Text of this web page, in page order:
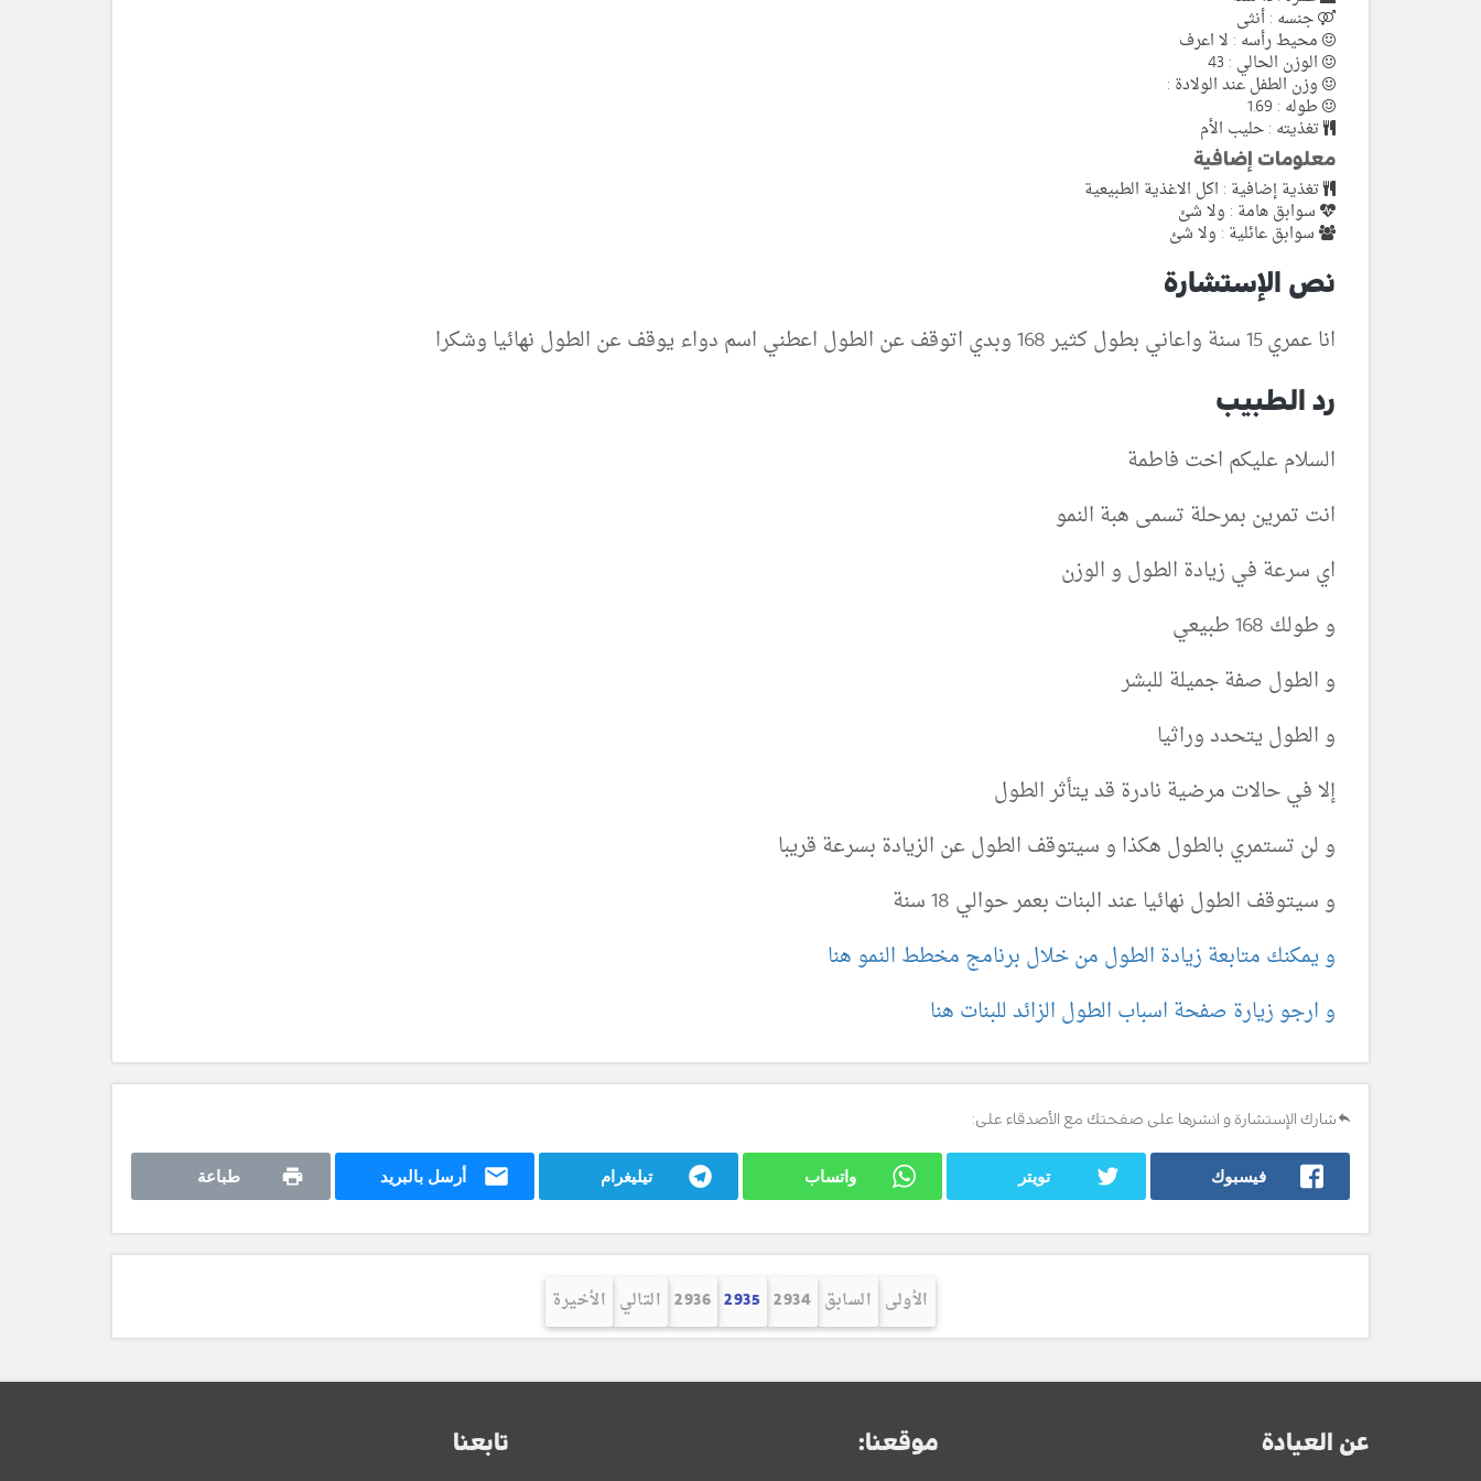
جنسه : أنثى
محيط رأسه : لا اعرف
الوزن الحالي : 43
وزن الطفل عند الولادة :
طوله : 1.69
تغذيته : حليب الأم
معلومات إضافية
تغذية إضافية : اكل الاغذية الطبيعية
سوابق هامة : ولا شئ
سوابق عائلية : ولا شئ
نص الإستشارة
انا عمري 15 سنة واعاني بطول كثير 168 وبدي اتوقف عن الطول اعطني اسم دواء يوقف عن الطول نهائيا وشكرا
رد الطبيب
السلام عليكم اخت فاطمة
انت تمرين بمرحلة تسمى هبة النمو
اي سرعة في زيادة الطول و الوزن
و طولك 168 طبيعي
و الطول صفة جميلة للبشر
و الطول يتحدد وراثيا
إلا في حالات مرضية نادرة قد يتأثر الطول
و لن تستمري بالطول هكذا و سيتوقف الطول عن الزيادة بسرعة قريبا
و سيتوقف الطول نهائيا عند البنات بعمر حوالي 18 سنة
و يمكنك متابعة زيادة الطول من خلال برنامج مخطط النمو هنا
و ارجو زيارة صفحة اسباب الطول الزائد للبنات هنا
شارك الإستشارة و انشرها على صفحتك مع الأصدقاء على:
فيسبوك تويتر واتساب تيليغرام أرسل بالبريد طباعة
الأولى السابق 2934
2935
2936 التالي الأخيرة
عن العيادة موقعنا: تابعنا